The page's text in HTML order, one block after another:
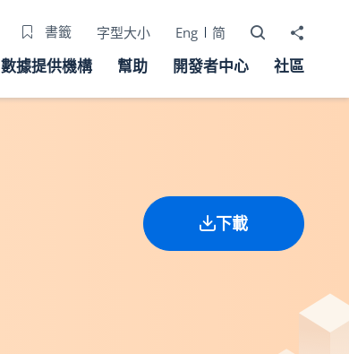
書籤 字型大小 Eng 简 打開搜尋器
分享至
數據提供機構 幫助 開發者中心 社區
下載